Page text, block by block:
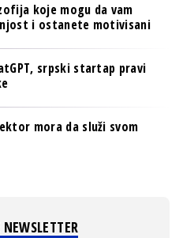
koje mogu da vam
i ostanete motivisani
srpski startap pravi
mora da služi svom